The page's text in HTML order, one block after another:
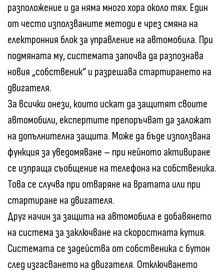
разположение и да няма много хора около тях. Един
от често използваните методи е чрез смяна на
електронния блок за управление на автомобила. При
подмяната му, системата започва да разпознава
новия „собственик“ и разрешава стартирането на
двигателя.
За всички онези, които искат да защитят своите
автомобили, експертите препоръчват да заложат
на допълнителна защита. Може да бъде използвана
функция за уведомяване – при нейното активиране
се изпраща съобщение на телефона на собственика.
Това се случва при отваряне на вратата или при
стартиране на двигателя.
Друг начин за защита на автомобила е добавянето
на система за заключване на скоростната кутия.
Системата се задейства от собственика с бутон
след изгасването на двигателя. Отключването